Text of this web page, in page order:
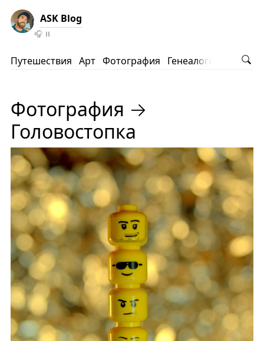
ASK Blog
🎧 ⏸️
Путешествия Арт Фотография Генеалогия АНВ
Фотография →
Головостопка